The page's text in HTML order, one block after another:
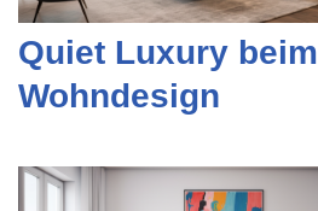
Quiet Luxury beim
Wohndesign